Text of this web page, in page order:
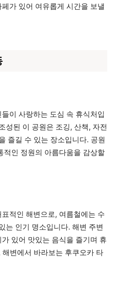
가 있어 여유롭게 시간을 보낼
이 사랑하는 도심 속 휴식처입
성된 이 공원은 조깅, 산책, 자전
즐길 수 있는 장소입니다. 공원
적인 정원의 아름다움을 감상할
적인 해변으로, 여름철에는 수
는 인기 명소입니다. 해변 주변
있어 맛있는 음식을 즐기며 휴
변에서 바라보는 후쿠오카 타